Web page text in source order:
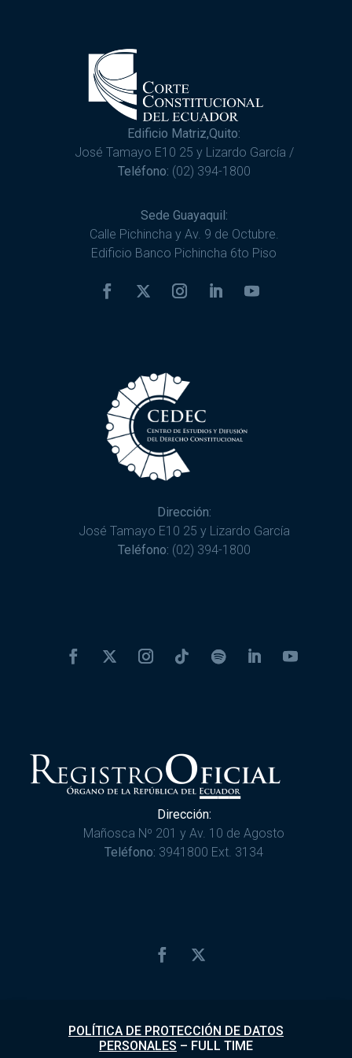
Edificio Matriz,Quito:
José Tamayo E10 25 y Lizardo García /
Teléfono: (02) 394-1800
Sede Guayaquil:
Calle Pichincha y Av. 9 de Octubre.
Edificio Banco Pichincha 6to Piso
Dirección:
José Tamayo E10 25 y Lizardo García
Teléfono: (02) 394-1800
Dirección:
Mañosca Nº 201 y Av. 10 de Agosto
Teléfono: 3941800 Ext. 3134
POLÍTICA DE PROTECCIÓN DE DATOS
PERSONALES – FULL TIME